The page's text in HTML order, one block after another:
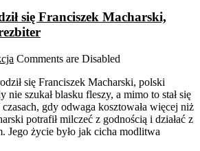
się Franciszek Macharski,
Comments are Disabled
się Franciszek Macharski, polski
nie szukał blasku fleszy, a mimo to stał się
gdy odwaga kosztowała więcej niż
potrafił milczeć z godnością i działać z
Jego życie było jak cicha modlitwa